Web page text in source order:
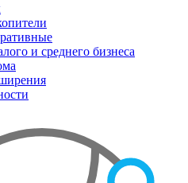
и среднего бизнеса